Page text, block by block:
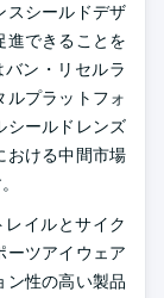
スシールドデザ
進できることを
ン・リセルラ
ルプラットフォ
シールドレンズ
おける中間市場
イルとサイク
ーツアイウェア
ン性の高い製品